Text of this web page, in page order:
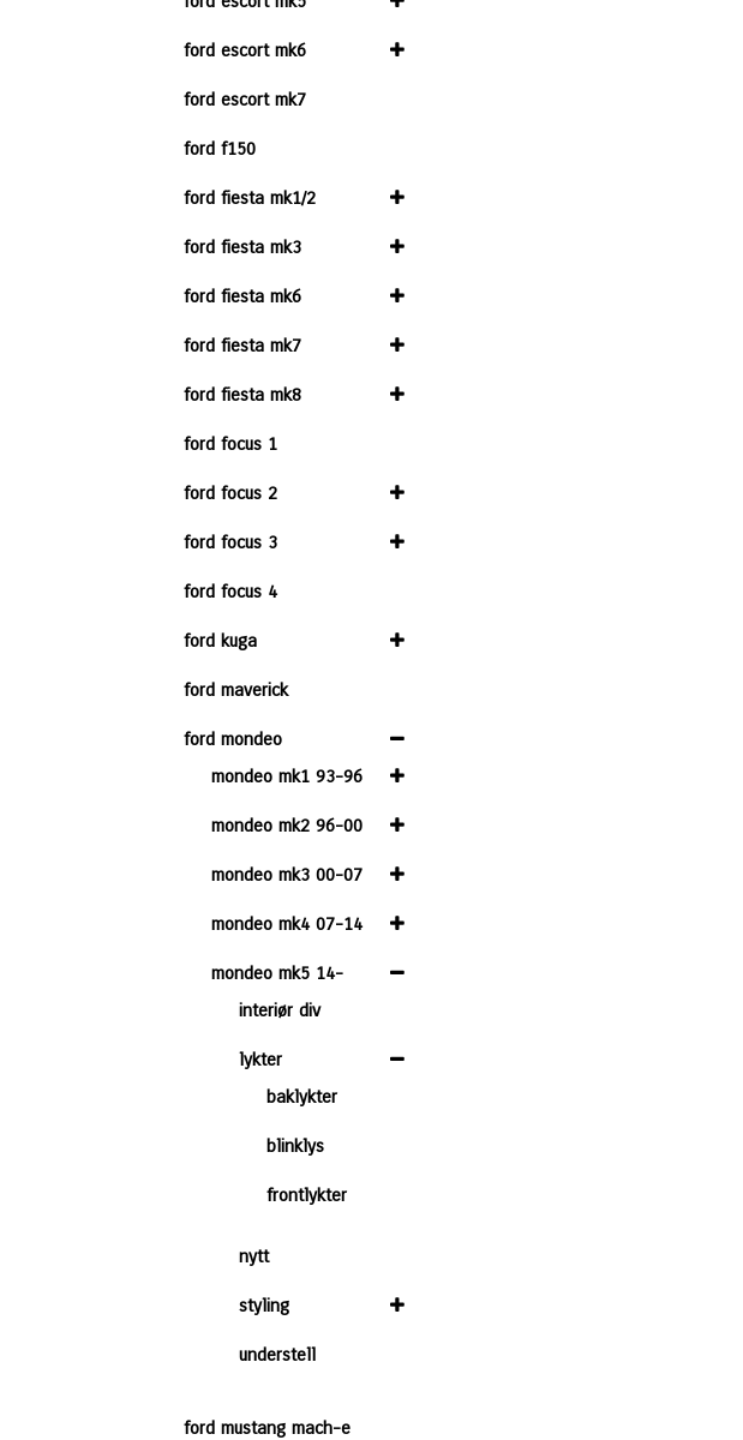
ford escort mk6
ford escort mk7
ford f150
ford fiesta mk1/2
ford fiesta mk3
ford fiesta mk6
ford fiesta mk7
ford fiesta mk8
ford focus 1
ford focus 2
ford focus 3
ford focus 4
ford kuga
ford maverick
ford mondeo
mondeo mk1 93-96
mondeo mk2 96-00
mondeo mk3 00-07
mondeo mk4 07-14
mondeo mk5 14-
interiør div
lykter
baklykter
blinklys
frontlykter
nytt
styling
understell
ford mustang mach-e